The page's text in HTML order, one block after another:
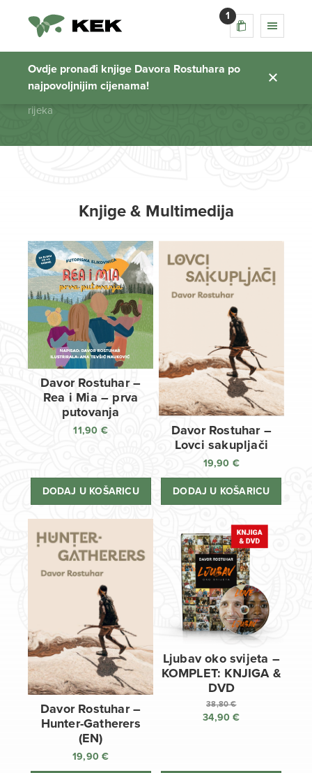
1
Ovdje pronađi knjige Davora Rostuhara po
najpovoljnijim cijenama!
rijeka
Početna stranica
rijeka
Knjige & Multimedija
Davor Rostuhar –
Rea i Mia – prva
putovanja
11,90 €
DODAJ U KOŠARICU
Davor Rostuhar –
Lovci sakupljači
19,90 €
DODAJ U KOŠARICU
Davor Rostuhar –
Hunter-Gatherers
(EN)
19,90€
Ljubav oko svijeta –
KOMPLET: KNJIGA &
DVD
38,80€
Izvorna
34,90€